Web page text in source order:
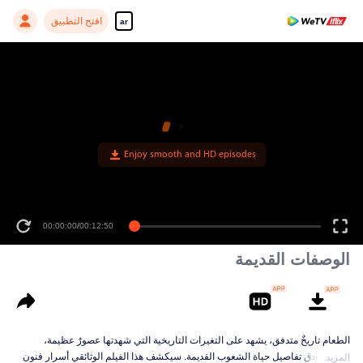
ar افتح التطبيق
Enjoy smooth and HD episodes
00:00:00/00:12:50
الوصفات القديمة
الطعام تاريخٌ متدفق، يشهد على التغيرات التاريخية التي شهدتها عصورٌ عظيمة،
ويسجل أدق تفاصيل حياة الشعوب القديمة. سيكشف هذا الفيلم الوثائقي أسرار فنون
المزيد